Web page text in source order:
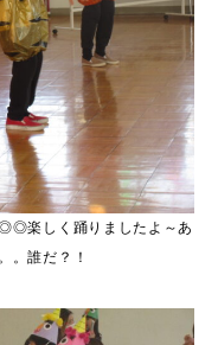
楽しく踊りましたよ～あ
。誰だ？！